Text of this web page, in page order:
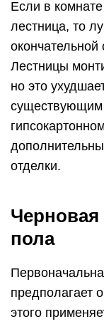
Если в
лестница, то
окончательной
Лестницы
но это
существующим
отделки.
Черновая
пола
предполагает
этого